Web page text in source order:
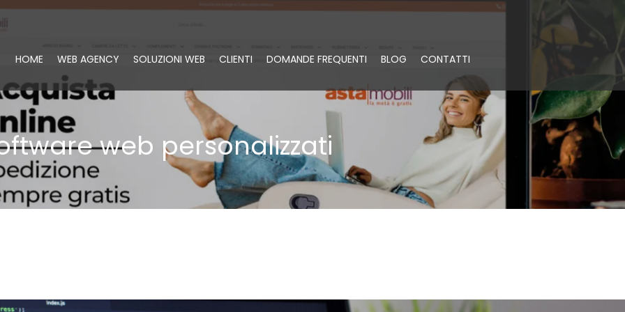
HOME WEB AGENCY SOLUZIONI WEB CLIENTI DOMANDE FREQUENTI BLOG CONTATTI
web personalizzati